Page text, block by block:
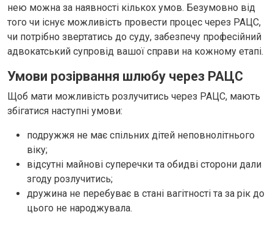
нею можна за наявності кількох умов. Безумовно від
того чи існує можливість провести процес через РАЦС,
чи потрібно звертатись до суду, забезпечу професійний
адвокатський супровід вашої справи на кожному етапі.
Умови розірвання шлюбу через РАЦС
Щоб мати можливість розлучитись через РАЦС, мають
збігатися наступні умови:
подружжя не має спільних дітей неповнолітнього
віку;
відсутні майнові суперечки та обидві сторони дали
згоду розлучитись;
дружина не перебуває в стані вагітності та за рік до
цього не народжувала.